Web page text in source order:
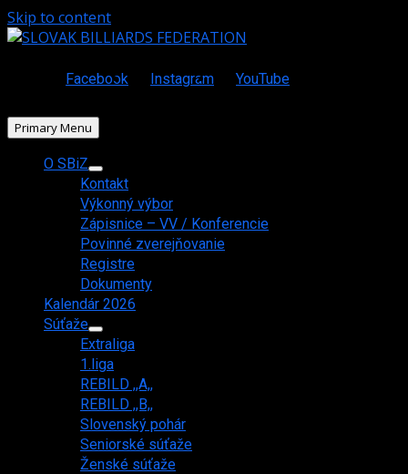
Skip to content
Facebook Instagram YouTube
Primary Menu
O SBiZ
Kontakt
Výkonný výbor
Zápisnice – VV / Konferencie
Povinné zverejňovanie
Registre
Dokumenty
Kalendár 2026
Súťaže
Extraliga
1.liga
REBILD ,,A,,
REBILD ,,B,,
Slovenský pohár
Seniorské súťaže
Ženské súťaže